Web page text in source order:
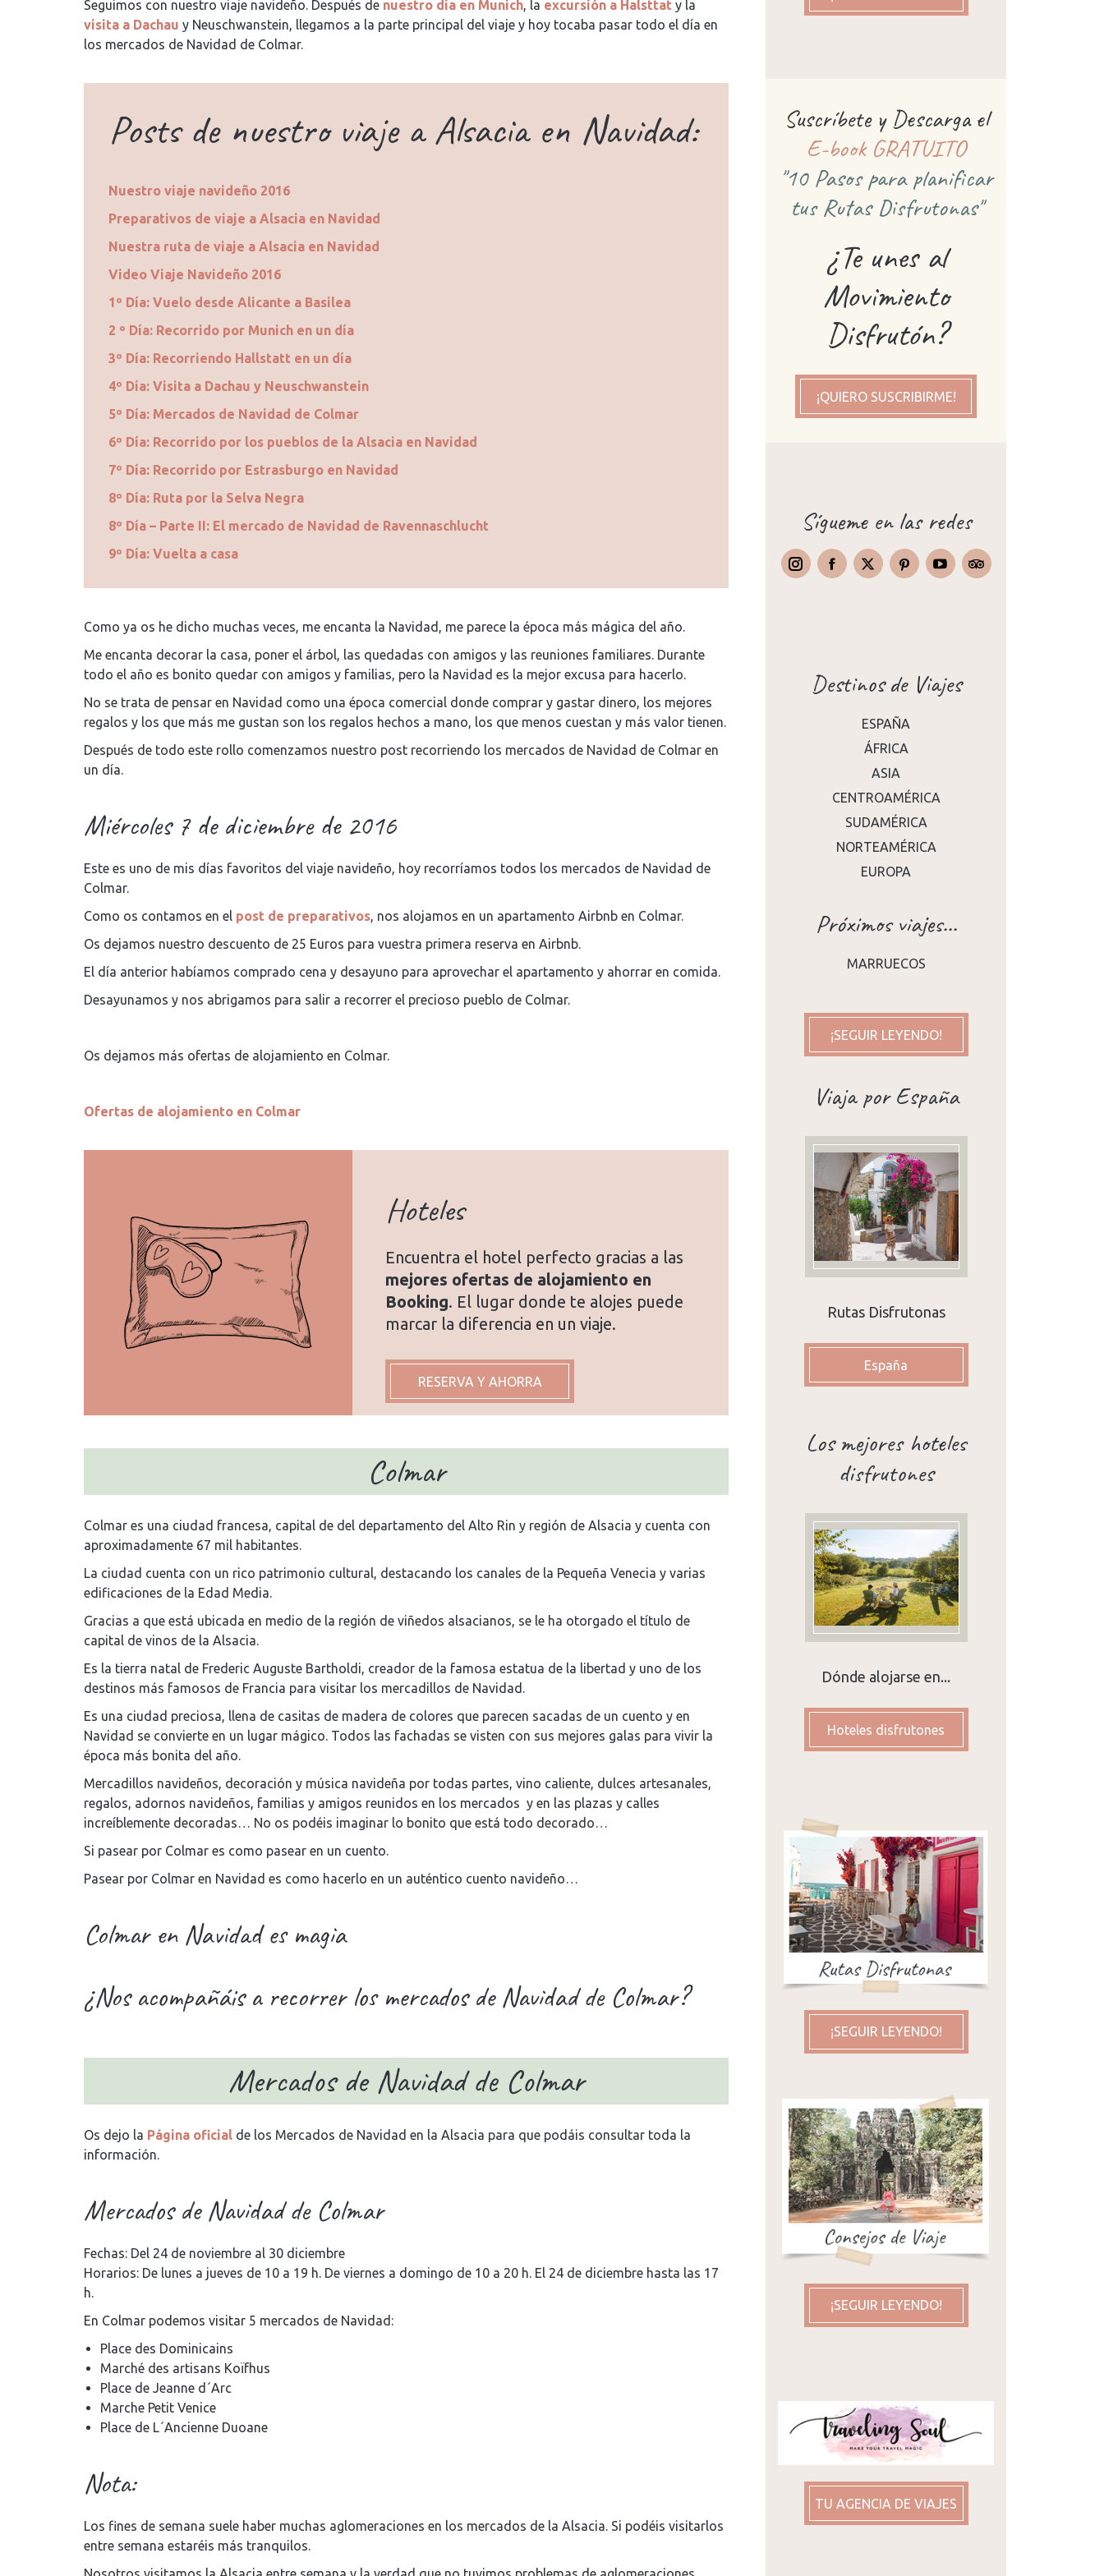
Seguimos con nuestro viaje navideño. Después de nuestro día en Munich, la excursión a Halsttat y la
visita a Dachau y Neuschwanstein, llegamos a la parte principal del viaje y hoy tocaba pasar todo el día en
los mercados de Navidad de Colmar.
Posts de nuestro viaje a Alsacia en Navidad:
Nuestro viaje navideño 2016
Preparativos de viaje a Alsacia en Navidad
Nuestra ruta de viaje a Alsacia en Navidad
Video Viaje Navideño 2016
1º Día: Vuelo desde Alicante a Basilea
2 º Día: Recorrido por Munich en un día
3º Día: Recorriendo Hallstatt en un día
4º Día: Visita a Dachau y Neuschwanstein
5º Día: Mercados de Navidad de Colmar
6º Día: Recorrido por los pueblos de la Alsacia en Navidad
7º Día: Recorrido por Estrasburgo en Navidad
8º Día: Ruta por la Selva Negra
8º Día – Parte II: El mercado de Navidad de Ravennaschlucht
9º Día: Vuelta a casa
Como ya os he dicho muchas veces, me encanta la Navidad, me parece la época más mágica del año.
Me encanta decorar la casa, poner el árbol, las quedadas con amigos y las reuniones familiares. Durante
todo el año es bonito quedar con amigos y familias, pero la Navidad es la mejor excusa para hacerlo.
No se trata de pensar en Navidad como una época comercial donde comprar y gastar dinero, los mejores
regalos y los que más me gustan son los regalos hechos a mano, los que menos cuestan y más valor tienen.
Después de todo este rollo comenzamos nuestro post recorriendo los mercados de Navidad de Colmar en
un día.
Miércoles 7 de diciembre de 2016
Este es uno de mis días favoritos del viaje navideño, hoy recorríamos todos los mercados de Navidad de
Colmar.
Como os contamos en el post de preparativos, nos alojamos en un apartamento Airbnb en Colmar.
Os dejamos nuestro descuento de 25 Euros para vuestra primera reserva en Airbnb.
El día anterior habíamos comprado cena y desayuno para aprovechar el apartamento y ahorrar en comida.
Desayunamos y nos abrigamos para salir a recorrer el precioso pueblo de Colmar.
Os dejamos más ofertas de alojamiento en Colmar.
Ofertas de alojamiento en Colmar
Hoteles
Encuentra el hotel perfecto gracias a las
mejores ofertas de alojamiento en
Booking. El lugar donde te alojes puede
marcar la diferencia en un viaje.
RESERVA Y AHORRA
Colmar
Colmar es una ciudad francesa, capital de del departamento del Alto Rin y región de Alsacia y cuenta con
aproximadamente 67 mil habitantes.
La ciudad cuenta con un rico patrimonio cultural, destacando los canales de la Pequeña Venecia y varias
edificaciones de la Edad Media.
Gracias a que está ubicada en medio de la región de viñedos alsacianos, se le ha otorgado el título de
capital de vinos de la Alsacia.
Es la tierra natal de Frederic Auguste Bartholdi, creador de la famosa estatua de la libertad y uno de los
destinos más famosos de Francia para visitar los mercadillos de Navidad.
Es una ciudad preciosa, llena de casitas de madera de colores que parecen sacadas de un cuento y en
Navidad se convierte en un lugar mágico. Todos las fachadas se visten con sus mejores galas para vivir la
época más bonita del año.
Mercadillos navideños, decoración y música navideña por todas partes, vino caliente, dulces artesanales,
regalos, adornos navideños, familias y amigos reunidos en los mercados y en las plazas y calles
increíblemente decoradas… No os podéis imaginar lo bonito que está todo decorado…
Si pasear por Colmar es como pasear en un cuento.
Pasear por Colmar en Navidad es como hacerlo en un auténtico cuento navideño…
Colmar en Navidad es magia
¿Nos acompañáis a recorrer los mercados de Navidad de Colmar?
Mercados de Navidad de Colmar
Os dejo la Página oficial de los Mercados de Navidad en la Alsacia para que podáis consultar toda la
información.
Mercados de Navidad de Colmar
Fechas: Del 24 de noviembre al 30 diciembre
Horarios: De lunes a jueves de 10 a 19 h. De viernes a domingo de 10 a 20 h. El 24 de diciembre hasta las 17
h.
En Colmar podemos visitar 5 mercados de Navidad:
Place des Dominicains
Marché des artisans Koïfhus
Place de Jeanne d´Arc
Marche Petit Venice
Place de L´Ancienne Duoane
Nota:
Los fines de semana suele haber muchas aglomeraciones en los mercados de la Alsacia. Si podéis visitarlos
entre semana estaréis más tranquilos.
Suscríbete y Descarga el
E-book GRATUITO
"10 Pasos para planificar
tus Rutas Disfrutonas"
¿Te unes al
Movimiento
Disfrutón?
¡QUIERO SUSCRIBIRME!
Sígueme en las redes
InstagramFacebook
X Pinterest TripAdvisor
Destinos de Viajes
ESPAÑA
ÁFRICA
ASIA
CENTROAMÉRICA
SUDAMÉRICA
NORTEAMÉRICA
EUROPA
Próximos viajes...
MARRUECOS
¡SEGUIR LEYENDO!
Viaja por España
Rutas Disfrutonas
España
Los mejores hoteles
disfrutones
Dónde alojarse en...
Hoteles disfrutones
¡SEGUIR LEYENDO!
¡SEGUIR LEYENDO!
TU AGENCIA DE VIAJES